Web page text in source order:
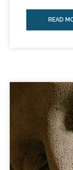
READ